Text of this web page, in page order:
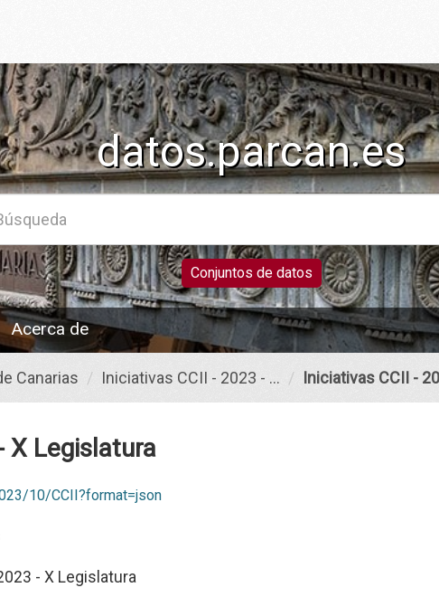
datos.parcan.es
Conjuntos de datos
Acerca de
Canarias Iniciativas CCII - 2023 - ... Iniciativas CCII -
X Legislatura
10/CCII?format=json
- X Legislatura